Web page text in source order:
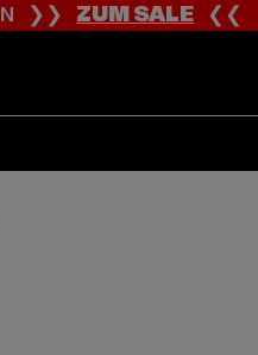
❯❯ZUM SALE❮❮